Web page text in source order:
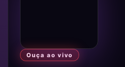
Ouça ao vivo